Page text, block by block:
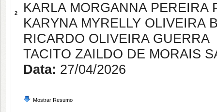
2
KARLA MORGANNA PEREIRA
KARYNA MYRELLY OLIVEIRA
RICARDO OLIVEIRA GUERRA
TACITO ZAILDO DE MORAIS
Data: 27/04/2026
Mostrar Resumo